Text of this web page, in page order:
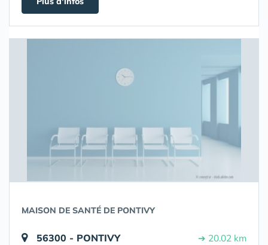
MAISON DE SANTÉ DE PONTIVY
56300 - PONTIVY ➔ 20.02 km